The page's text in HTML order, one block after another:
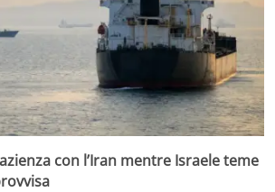
con l’Iran mentre Israele teme